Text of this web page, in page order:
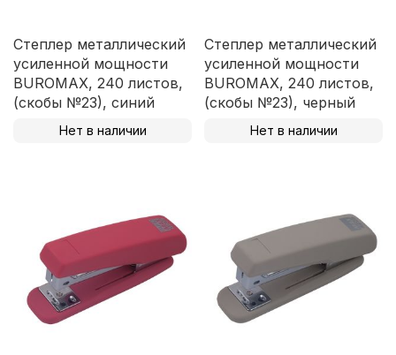
Степлер металлический
усиленной мощности
BUROMAX, 240 листов,
(скобы №23), синий
Нет в наличии
Степлер металлический
усиленной мощности
BUROMAX, 240 листов,
(скобы №23), черный
Нет в наличии